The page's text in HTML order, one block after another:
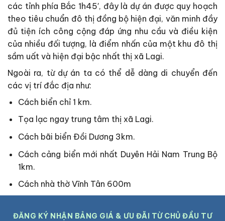
các tỉnh phía Bắc 1h45′, đây là dự án được quy hoạch
theo tiêu chuẩn đô thị đồng bộ hiện đại, văn minh đầy
đủ tiện ích công cộng đáp ứng nhu cầu và điều kiện
của nhiều đối tượng, là điểm nhấn của một khu đô thị
sầm uất và hiện đại bậc nhất thị xã Lagi.
Ngoài ra, từ dự án ta có thể dễ dàng di chuyển đến
các vị trí đắc địa như:
Cách biển chỉ 1 km.
Tọa lạc ngay trung tâm thị xã Lagi.
Cách bãi biển Đồi Dương 3km.
Cách cảng biển mới nhất Duyên Hải Nam Trung Bộ
1km.
Cách nhà thờ Vĩnh Tân 600m
ĐĂNG KÝ NHẬN BẢNG GIÁ & ƯU ĐÃI TỪ CHỦ ĐẦU TƯ